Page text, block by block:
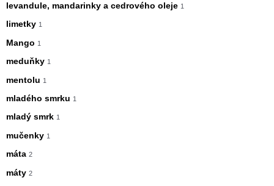
levandule, mandarinky a cedrového oleje 1
limetky 1
Mango 1
meduňky 1
mentolu 1
mladého smrku 1
mladý smrk 1
mučenky 1
máta 2
máty 2